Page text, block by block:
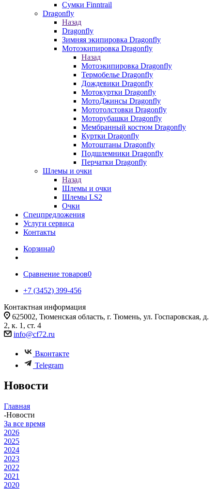
Сумки Finntrail
Dragonfly
Назад
Dragonfly
Зимняя экипировка Dragonfly
Мотоэкипировка Dragonfly
Назад
Мотоэкипировка Dragonfly
Термобелье Dragonfly
Дождевики Dragonfly
Мотокуртки Dragonfly
МотоДжинсы Dragonfly
Мототолстовки Dragonfly
Моторубашки Dragonfly
Мембранный костюм Dragonfly
Куртки Dragonfly
Мотоштаны Dragonfly
Подшлемники Dragonfly
Перчатки Dragonfly
Шлемы и очки
Назад
Шлемы и очки
Шлемы LS2
Очки
Спецпредложения
Услуги сервиса
Контакты
Корзина0
Сравнение товаров0
+7 (3452) 399-456
Контактная информация
625002, Тюменская область, г. Тюмень, ул. Госпаровская, д.
2, к. 1, ст. 4
info@cf72.ru
Вконтакте
Telegram
Новости
Главная
-Новости
За все время
2026
2025
2024
2023
2022
2021
2020